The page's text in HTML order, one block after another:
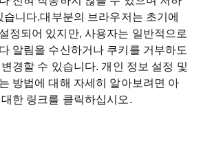
니다.대부분의 브라우저는 초기에
정되어 있지만, 사용자는 일반적으로
알림을 수신하거나 쿠키를 거부하도
경할 수 있습니다. 개인 정보 설정 및
방법에 대해 자세히 알아보려면 아
한 링크를 클릭하십시오.